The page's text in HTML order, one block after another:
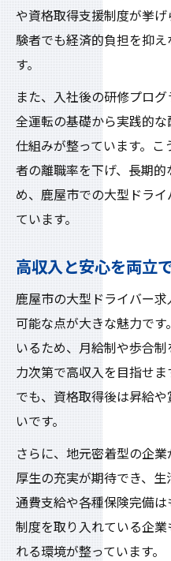
や資格取得支援制度が挙
験者でも経済的負担を抑
す。
また、入社後の研修プロ
全運転の基礎から実践的
仕組みが整っています。
者の離職率を下げ、長期
め、鹿屋市での大型ドラ
ています。
高収入と安心を両立
鹿屋市の大型ドライバー
可能な点が大きな魅力で
いるため、月給制や歩合
力次第で高収入を目指せ
でも、資格取得後は昇給
いです。
さらに、地元密着型の企
厚生の充実が期待でき、
通費支給や各種保険完備
制度を取り入れている企
れる環境が整っています。